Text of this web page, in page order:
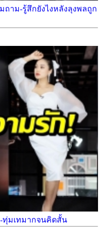
ถาม-รู้สึกยังไงหลังลุงพลถูก
ทุ่มเทมากจนคิดสั้น